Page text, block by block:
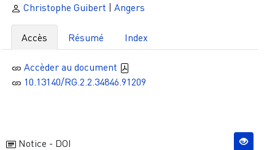
Christophe Guibert | Angers
Accès Résumé Index
Accèder au document
10.13140/RG.2.2.34846.91209
Notice - DOI